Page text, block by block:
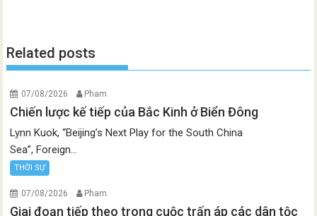
Related posts
07/08/2026 Pham
Chiến lược kế tiếp của Bắc Kinh ở Biển Đông
Lynn Kuok, “Beijing’s Next Play for the South China
Sea”, Foreign...
THỜI SỰ
07/08/2026 Pham
Giai đoạn tiếp theo trong cuộc trấn áp các dân tộc